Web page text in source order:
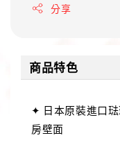
分享
商品特色
✦ 日本原裝進口
房壁面